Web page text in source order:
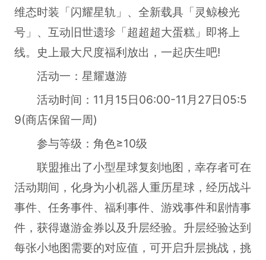
维态时装「闪耀星轨」、全新载具「灵鲸梭光
号」、互动旧世遗珍「超超超大蛋糕」即将上
线。史上最大尺度福利放出，一起庆生吧!
活动一：星耀遨游
活动时间：11月15日06:00-11月27日05:5
9(商店保留一周)
参与等级：角色≥10级
联盟推出了小型星球复刻地图，幸存者可在
活动期间，化身为小机器人重历星球，经历战斗
事件、任务事件、福利事件、游戏事件和剧情事
件，获得遨游金券以及升层经验。升层经验达到
每张小地图需要的对应值，可开启升层挑战，挑